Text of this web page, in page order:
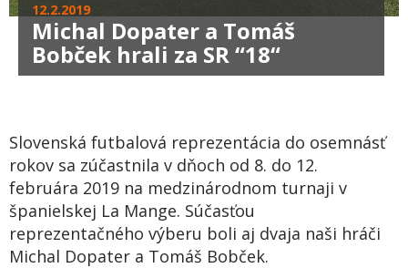
12.2.2019
Michal Dopater a Tomáš
Bobček hrali za SR “18“
Slovenská futbalová reprezentácia do osemnásť
rokov sa zúčastnila v dňoch od 8. do 12.
februára 2019 na medzinárodnom turnaji v
španielskej La Mange. Súčasťou
reprezentačného výberu boli aj dvaja naši hráči
Michal Dopater a Tomáš Bobček.